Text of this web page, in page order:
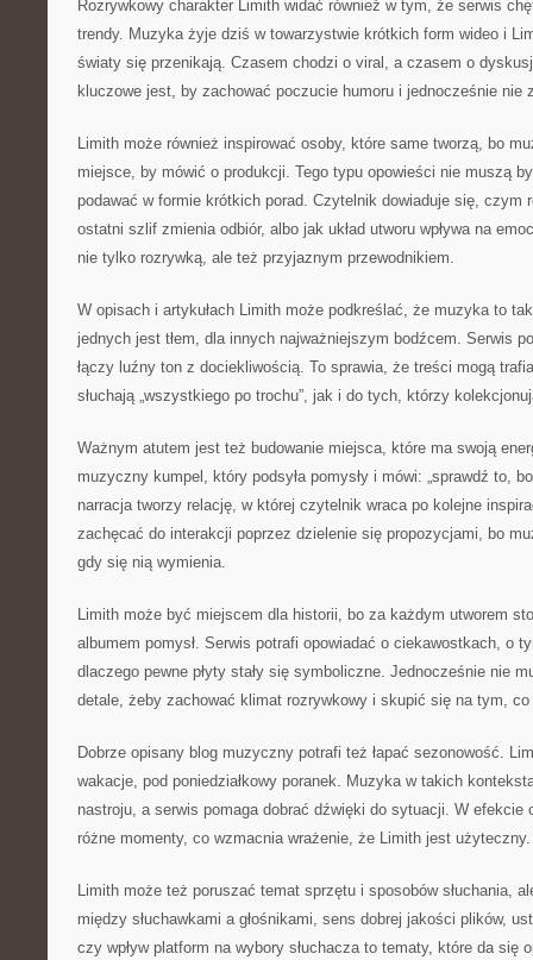
Rozrywkowy charakter Limith widać również w tym, że serwis
trendy. Muzyka żyje dziś w towarzystwie krótkich form wideo i
światy się przenikają. Czasem chodzi o viral, a czasem o
kluczowe jest, by zachować poczucie humoru i jednocześnie nie
Limith może również inspirować osoby, które same tworzą, bo
miejsce, by mówić o produkcji. Tego typu opowieści nie muszą
podawać w formie krótkich porad. Czytelnik dowiaduje się, czym
ostatni szlif zmienia odbiór, albo jak układ utworu wpływa na
nie tylko rozrywką, ale też przyjaznym przewodnikiem.
W opisach i artykułach Limith może podkreślać, że muzyka to
jednych jest tłem, dla innych najważniejszym bodźcem. Serwis
łączy luźny ton z dociekliwością. To sprawia, że treści mogą
słuchają „wszystkiego po trochu”, jak i do tych, którzy
Ważnym atutem jest też budowanie miejsca, które ma swoją
muzyczny kumpel, który podsyła pomysły i mówi: „sprawdź to,
narracja tworzy relację, w której czytelnik wraca po kolejne
zachęcać do interakcji poprzez dzielenie się propozycjami, bo
gdy się nią wymienia.
Limith może być miejscem dla historii, bo za każdym utworem
albumem pomysł. Serwis potrafi opowiadać o ciekawostkach, o
dlaczego pewne płyty stały się symboliczne. Jednocześnie nie
detale, żeby zachować klimat rozrywkowy i skupić się na tym,
Dobrze opisany blog muzyczny potrafi też łapać sezonowość.
wakacje, pod poniedziałkowy poranek. Muzyka w takich
nastroju, a serwis pomaga dobrać dźwięki do sytuacji. W efekcie
różne momenty, co wzmacnia wrażenie, że Limith jest użyteczny.
Limith może też poruszać temat sprzętu i sposobów słuchania,
między słuchawkami a głośnikami, sens dobrej jakości plików,
czy wpływ platform na wybory słuchacza to tematy, które da się